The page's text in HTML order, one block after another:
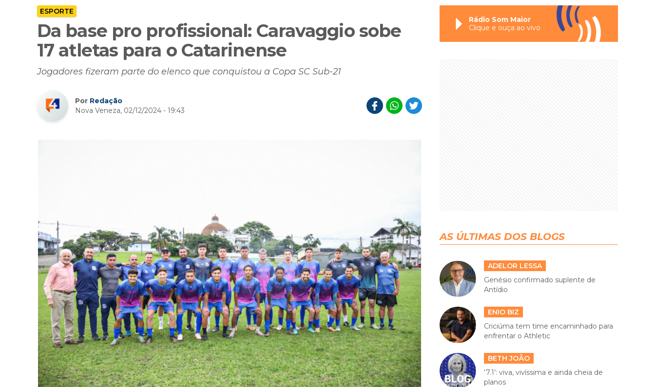
ESPORTE
Da base pro profissional: Caravaggio sobe
17 atletas para o Catarinense
Jogadores fizeram parte do elenco que conquistou a Copa SC Sub-21
Por Redação
Nova Veneza, 02/12/2024 - 19:43
Rádio Som Maior
Clique e ouça ao vivo
AS ÚLTIMAS DOS BLOGS
ADELOR LESSA
Genésio confirmado suplente de
Antídio
ENIO BIZ
Criciúma tem time encaminhado para
enfrentar o Athletic
BETH JOÃO
‘7.1’: viva, vivíssima e ainda cheia de
planos